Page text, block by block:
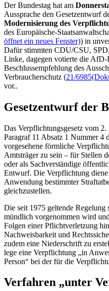
Der Bundestag hat am
Aussprache den Gesetzentwurf
Modernisierung des
des Europäische-
öffnet ein neues Fenster)) in
Dafür stimmten CDU/CSU,
Linke, dagegen votierte die
Beschlussempfehlung des
Verbraucherschutz (21/6985
vor..
Gesetzentwurf der
Das Verpflichtungsgesetz vom
Paragraf 11 Absatz 1 Nummer 4
vorgesehene förmliche
Amtsträger zu sein – für Stellen
oder als Sachverständige
Entwurf. Die Verpflichtung diene
Anwendung bestimmter
gleichzustellen.
Die seit 1975 geltende Regelung
mündlich vorgenommen wird
Folgen einer Pflichtverletzung
Nachweisbarkeit und
zudem eine Niederschrift zu
lege eine Verpflichtung „in
Person“ bei der für die
Verfahren „unter